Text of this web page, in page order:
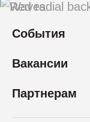
События
Вакансии
Партнерам